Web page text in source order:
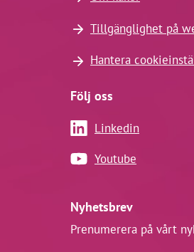
Tillgänglighet på
Hantera
Följ oss
Linkedin
Youtube
Nyhetsbrev
Prenumerera på vårt